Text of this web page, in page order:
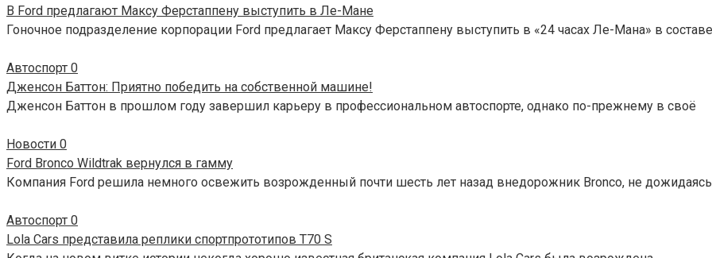
В Ford предлагают Максу Ферстаппену выступить в Ле-Мане
Гоночное подразделение корпорации Ford предлагает Максу Ферстаппену выступить в «24 часах Ле-Мана» в составе
Автоспорт 0
Дженсон Баттон: Приятно победить на собственной машине!
Дженсон Баттон в прошлом году завершил карьеру в профессиональном автоспорте, однако по-прежнему в своё
Новости 0
Ford Bronco Wildtrak вернулся в гамму
Компания Ford решила немного освежить возрожденный почти шесть лет назад внедорожник Bronco, не дожидаясь
Автоспорт 0
Lola Cars представила реплики спортпрототипов T70 S